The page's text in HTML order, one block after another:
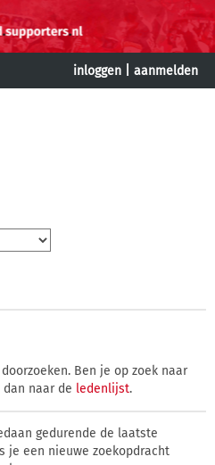
inloggen aanmelden
Ben je op zoek naar
naar de ledenlijst.
gedurende de laatste
je een nieuwe zoekopdracht